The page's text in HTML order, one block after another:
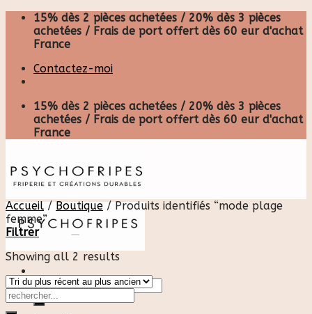
Skip
content
15% dès 2 pièces achetées / 20% dès 3 pièces
achetées / Frais de port offert dès 60 eur d'achat
France
Contactez-moi
15% dès 2 pièces achetées / 20% dès 3 pièces
achetées / Frais de port offert dès 60 eur d'achat
France
Recherche
pour :
Accueil / Boutique /Produits identifiés “mode plage
femme”
Filtrer
Showing all 2 results